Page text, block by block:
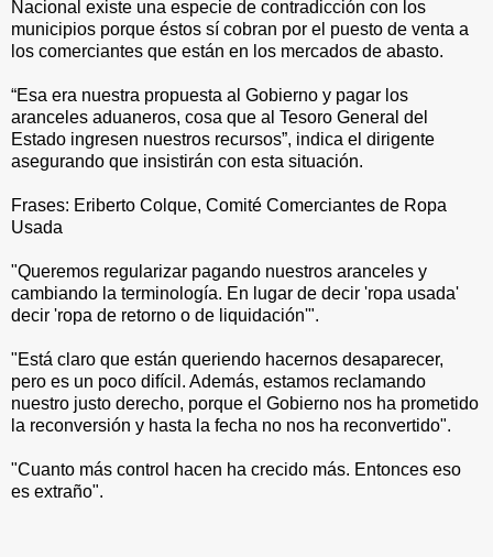
Nacional existe una especie de contradicción con los
municipios porque éstos sí cobran por el puesto de venta a
los comerciantes que están en los mercados de abasto.
“Esa era nuestra propuesta al Gobierno y pagar los
aranceles aduaneros, cosa que al Tesoro General del
Estado ingresen nuestros recursos”, indica el dirigente
asegurando que insistirán con esta situación.
Frases: Eriberto Colque, Comité Comerciantes de Ropa
Usada
"Queremos regularizar pagando nuestros aranceles y
cambiando la terminología. En lugar de decir 'ropa usada'
decir 'ropa de retorno o de liquidación'".
"Está claro que están queriendo hacernos desaparecer,
pero es un poco difícil. Además, estamos reclamando
nuestro justo derecho, porque el Gobierno nos ha prometido
la reconversión y hasta la fecha no nos ha reconvertido".
"Cuanto más control hacen ha crecido más. Entonces eso
es extraño".